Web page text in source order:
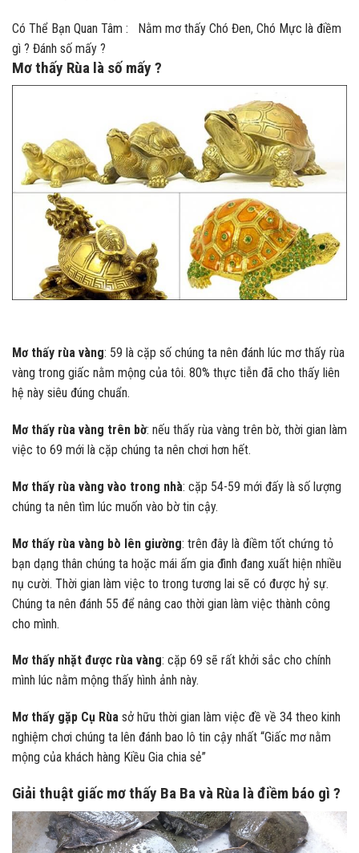
Có Thể Bạn Quan Tâm :
Nằm mơ thấy Chó Đen, Chó Mực là điềm
gì ? Đánh số mấy ?
Mơ thấy Rùa là số mấy ?
Mơ thấy rùa vàng: 59 là cặp số chúng ta nên đánh lúc mơ thấy rùa
vàng trong giấc nằm mộng của tôi. 80% thực tiễn đã cho thấy liên
hệ này siêu đúng chuẩn.
Mơ thấy rùa vàng trên bờ: nếu thấy rùa vàng trên bờ, thời gian làm
việc to 69 mới là cặp chúng ta nên chơi hơn hết.
Mơ thấy rùa vàng vào trong nhà: cặp 54-59 mới đấy là số lượng
chúng ta nên tìm lúc muốn vào bờ tin cậy.
Mơ thấy rùa vàng bò lên giường: trên đây là điềm tốt chứng tỏ
bạn dạng thân chúng ta hoặc mái ấm gia đình đang xuất hiện nhiều
nụ cười. Thời gian làm việc to trong tương lai sẽ có được hỷ sự.
Chúng ta nên đánh 55 để nâng cao thời gian làm việc thành công
cho mình.
Mơ thấy nhặt được rùa vàng: cặp 69 sẽ rất khởi sắc cho chính
mình lúc nằm mộng thấy hình ảnh này.
Mơ thấy gặp Cụ Rùa sở hữu thời gian làm việc đề về 34 theo kinh
nghiệm chơi chúng ta lên đánh bao lô tin cậy nhất “Giấc mơ nằm
mộng của khách hàng Kiều Gia chia sẻ”
Giải thuật giấc mơ thấy Ba Ba và Rùa là điềm báo gì ?